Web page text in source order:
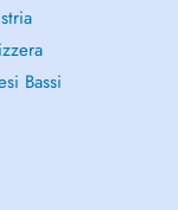
Bassi